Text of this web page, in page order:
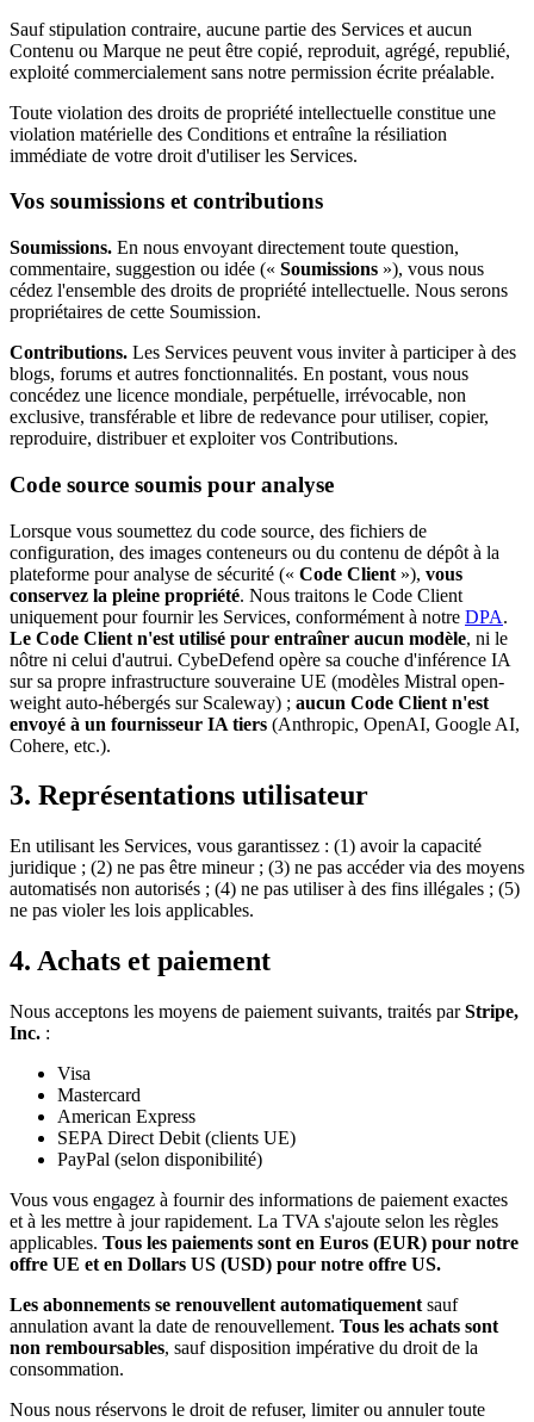
Sauf stipulation contraire, aucune partie des Services et aucun
Contenu ou Marque ne peut être copié, reproduit, agrégé, republié,
exploité commercialement sans notre permission écrite préalable.
Toute violation des droits de propriété intellectuelle constitue une
violation matérielle des Conditions et entraîne la résiliation
immédiate de votre droit d'utiliser les Services.
Vos soumissions et contributions
Soumissions. En nous envoyant directement toute question,
commentaire, suggestion ou idée (« Soumissions »), vous nous
cédez l'ensemble des droits de propriété intellectuelle. Nous serons
propriétaires de cette Soumission.
Contributions. Les Services peuvent vous inviter à participer à des
blogs, forums et autres fonctionnalités. En postant, vous nous
concédez une licence mondiale, perpétuelle, irrévocable, non
exclusive, transférable et libre de redevance pour utiliser, copier,
reproduire, distribuer et exploiter vos Contributions.
Code source soumis pour analyse
Lorsque vous soumettez du code source, des fichiers de
configuration, des images conteneurs ou du contenu de dépôt à la
plateforme pour analyse de sécurité (« Code Client »), vous
conservez la pleine propriété. Nous traitons le Code Client
uniquement pour fournir les Services, conformément à notre DPA.
Le Code Client n'est utilisé pour entraîner aucun modèle, ni le
nôtre ni celui d'autrui. CybeDefend opère sa couche d'inférence IA
sur sa propre infrastructure souveraine UE (modèles Mistral open-
weight auto-hébergés sur Scaleway) ; aucun Code Client n'est
envoyé à un fournisseur IA tiers (Anthropic, OpenAI, Google AI,
Cohere, etc.).
3. Représentations utilisateur
En utilisant les Services, vous garantissez : (1) avoir la capacité
juridique ; (2) ne pas être mineur ; (3) ne pas accéder via des moyens
automatisés non autorisés ; (4) ne pas utiliser à des fins illégales ; (5)
ne pas violer les lois applicables.
4. Achats et paiement
Nous acceptons les moyens de paiement suivants, traités parStripe,
Inc. :
Visa
Mastercard
American Express
SEPA Direct Debit (clients UE)
PayPal (selon disponibilité)
Vous vous engagez à fournir des informations de paiement exactes
et à les mettre à jour rapidement. La TVA s'ajoute selon les règles
applicables. Tous les paiements sont en Euros (EUR) pour notre
offre UE et en Dollars US (USD) pour notre offre US.
Les abonnements se renouvellent automatiquement sauf
annulation avant la date de renouvellement. Tous les achats sont
non remboursables, sauf disposition impérative du droit de la
consommation.
Nous nous réservons le droit de refuser, limiter ou annuler toute